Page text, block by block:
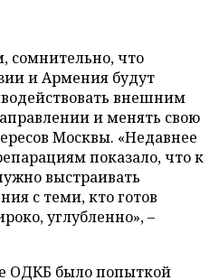
сомнительно, что
и Армения будут
внешним
и менять свою
Москвы. «Недавнее
показало, что к
выстраивать
с теми, кто готов
углубленно», –
ОДКБ было попыткой